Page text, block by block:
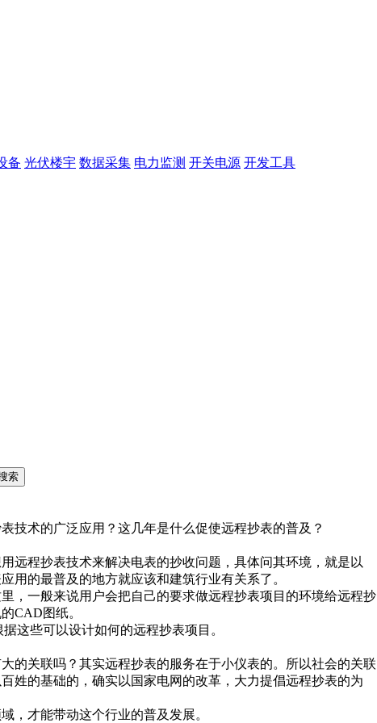
备 光伏楼宇 数据采集 电力监测 开关电源 开发工具
技术的广泛应用？这几年是什么促使远程抄表的普及？
远程抄表技术来解决电表的抄收问题，具体问其环境，就是以
用的最普及的地方就应该和建筑行业有关系了。
，一般来说用户会把自己的要求做远程抄表项目的环境给远程抄
CAD图纸。
这些可以设计如何的远程抄表项目。
的关联吗？其实远程抄表的服务在于小仪表的。所以社会的关联
姓的基础的，确实以国家电网的改革，大力提倡远程抄表的为
，才能带动这个行业的普及发展。